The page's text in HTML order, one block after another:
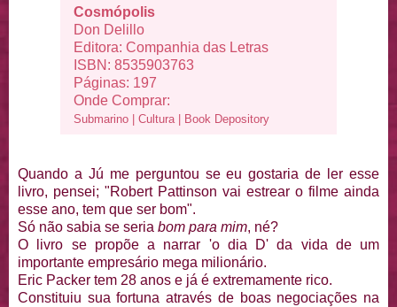
Cosmópolis
Don Delillo
Editora: Companhia das Letras
ISBN: 8535903763
Páginas: 197
Onde Comprar:
Submarino |Cultura | Book Depository
Quando a Jú me perguntou se eu gostaria de ler esse
livro, pensei; "Robert Pattinson vai estrear o filme ainda
esse ano, tem que ser bom".
Só não sabia se seria bom para mim, né?
O livro se propõe a narrar 'o dia D' da vida de um
importante empresário mega milionário.
Eric Packer tem 28 anos e já é extremamente rico.
Constituiu sua fortuna através de boas negociações na